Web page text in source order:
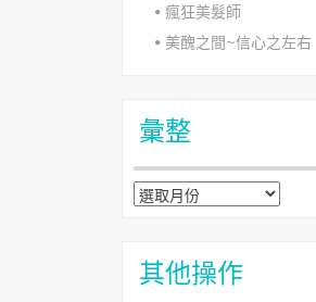
瘋狂美髮師
美醜之間~信心之左右
彙整
彙整
其他操作